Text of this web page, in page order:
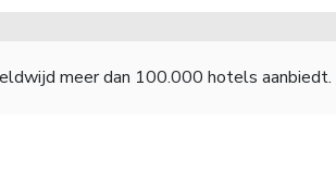
meer dan 100.000 hotels aanbiedt.